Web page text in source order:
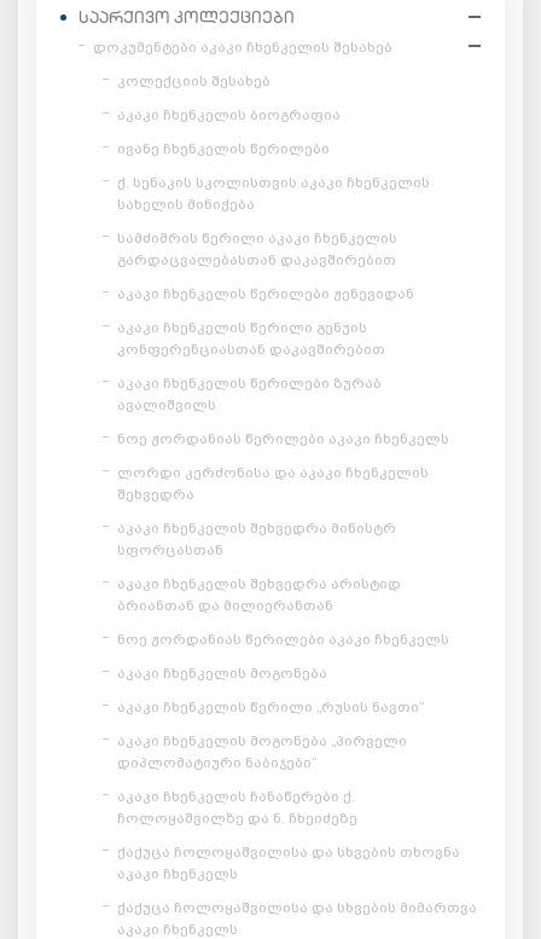
ᲡᲐᲐᲠᲥᲘᲕᲝ ᲙᲝᲚᲔᲥᲪᲘᲔᲑᲘ
დოკუმენტები აკაკი ჩხენკელის შესახებ
კოლექციის შესახებ
აკაკი ჩხენკელის ბიოგრაფია
ივანე ჩხენკელის წერილები
ქ. სენაკის სკოლისთვის აკაკი ჩხენკელის
სახელის მინიჭება
სამძიმრის წერილი აკაკი ჩხენკელის
გარდაცვალებასთან დაკავშირებით
აკაკი ჩხენკელის წერილები ჟენევიდან
აკაკი ჩხენკელის წერილი გენუის
კონფერენციასთან დაკავშირებით
აკაკი ჩხენკელის წერილები ზურაბ
ავალიშვილს
ნოე ჟორდანიას წერილები აკაკი ჩხენკელს
ლორდი კერძონისა და აკაკი ჩხენკელის
შეხვედრა
აკაკი ჩხენკელის შეხვედრა მინისტრ
სფორცასთან
აკაკი ჩხენკელის შეხვედრა არისტიდ
ბრიანთან და მილიერანთან
ნოე ჟორდანიას წერილები აკაკი ჩხენკელს
აკაკი ჩხენკელის მოგონება
აკაკი ჩხენკელის წერილი „რუსის ნავთი“
აკაკი ჩხენკელის მოგონება „პირველი
დიპლომატიური ნაბიჯები“
აკაკი ჩხენკელის ჩანაწერები ქ.
ჩოლოყაშვილზე და ნ. ჩხეიძეზე
ქაქუცა ჩოლოყაშვილისა და სხვების თხოვნა
აკაკი ჩხენკელს
ქაქუცა ჩოლოყაშვილისა და სხვების მიმართვა
აკაკი ჩხენკელს